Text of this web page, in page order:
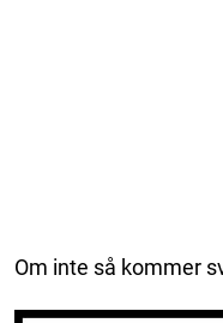
Om inte så kommer